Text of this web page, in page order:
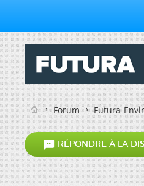
Forum Futura-
 RÉPONDRE À LA